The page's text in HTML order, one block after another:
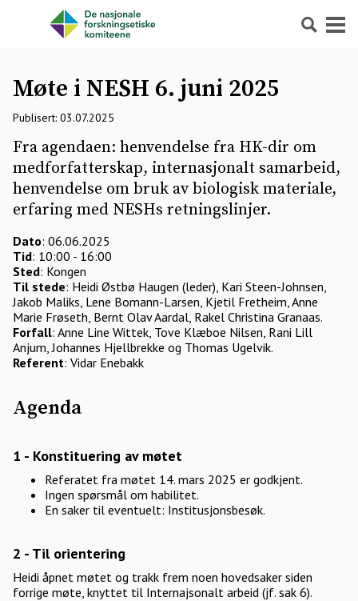
Søk Meny
Møte i NESH 6. juni 2025
Publisert: 03.07.2025
Fra agendaen: henvendelse fra HK-dir om
medforfatterskap, internasjonalt samarbeid,
henvendelse om bruk av biologisk materiale,
erfaring med NESHs retningslinjer.
Dato: 06.06.2025
Tid: 10:00 - 16:00
Sted: Kongen
Til stede: Heidi Østbø Haugen (leder), Kari Steen-Johnsen,
Jakob Maliks, Lene Bomann-Larsen, Kjetil Fretheim, Anne
Marie Frøseth, Bernt Olav Aardal, Rakel Christina Granaas.
Forfall: Anne Line Wittek, Tove Klæboe Nilsen, Rani Lill
Anjum, Johannes Hjellbrekke og Thomas Ugelvik.
Referent: Vidar Enebakk
Agenda
1 - Konstituering av møtet
Referatet fra møtet 14. mars 2025 er godkjent.
Ingen spørsmål om habilitet.
En saker til eventuelt: Institusjonsbesøk.
2 - Til orientering
Heidi åpnet møtet og trakk frem noen hovedsaker siden
forrige møte, knyttet til Internajsonalt arbeid (jf. sak 6).